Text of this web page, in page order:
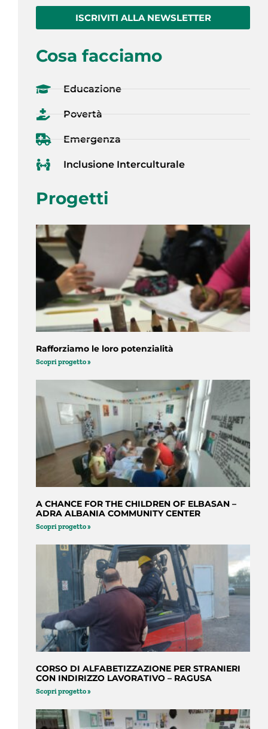
ISCRIVITI ALLA NEWSLETTER
Cosa facciamo
Educazione
Povertà
Emergenza
Inclusione Interculturale
Progetti
Rafforziamo le loro potenzialità
Scopri progetto »
A CHANCE FOR THE CHILDREN OF ELBASAN –
ADRA ALBANIA COMMUNITY CENTER
Scopri progetto »
CORSO DI ALFABETIZZAZIONE PER STRANIERI
CON INDIRIZZO LAVORATIVO – RAGUSA
Scopri progetto »